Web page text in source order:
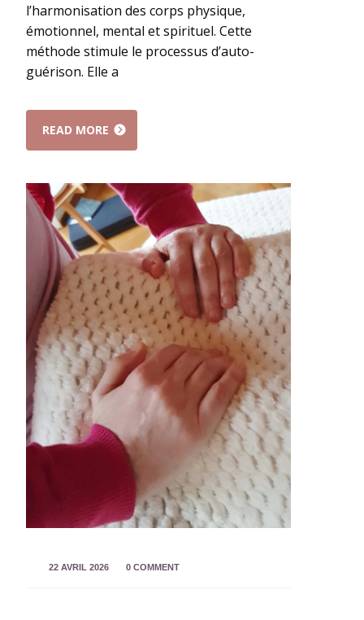
l’harmonisation des corps physique,
émotionnel, mental et spirituel. Cette
méthode stimule le processus d’auto-
guérison. Elle a
READ MORE
22 AVRIL 2026 0 COMMENT